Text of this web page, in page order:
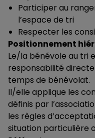
Participer au
l’espace de tri
Respecter les
Positionnement
Le/la bénévole au tri
responsabilité
temps de bénévolat.
Il/elle applique les
définis par
les règles
situation particulière